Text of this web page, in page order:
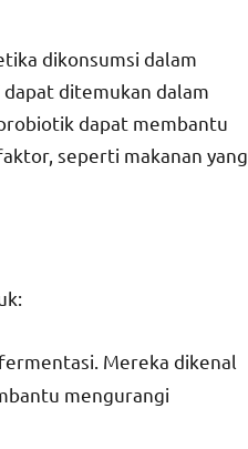
dikonsumsi dalam
ditemukan dalam
dapat membantu
seperti makanan yang
Mereka dikenal
mengurangi